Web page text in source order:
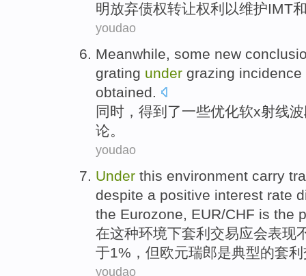
明放弃债权转让权利 以维护IMT
youdao
Meanwhile, some new
grating under grazing incidence
obtained.
同时 ， 得到 了一些优化软x射线
论。
youdao
Under this environment carry
despite a positive interest rate
the Eurozone, EUR/CHF is the
在这种环境下套利 交易应会表现
于1%， 但欧元瑞郎是典型的套利
youdao